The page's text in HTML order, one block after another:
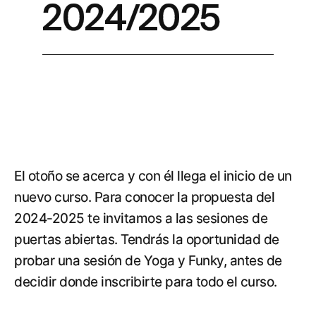
2024/2025
El otoño se acerca y con él llega el inicio de un
nuevo curso. Para conocer la propuesta del
2024-2025 te invitamos a las sesiones de
puertas abiertas. Tendrás la oportunidad de
probar una sesión de Yoga y Funky, antes de
decidir donde inscribirte para todo el curso.